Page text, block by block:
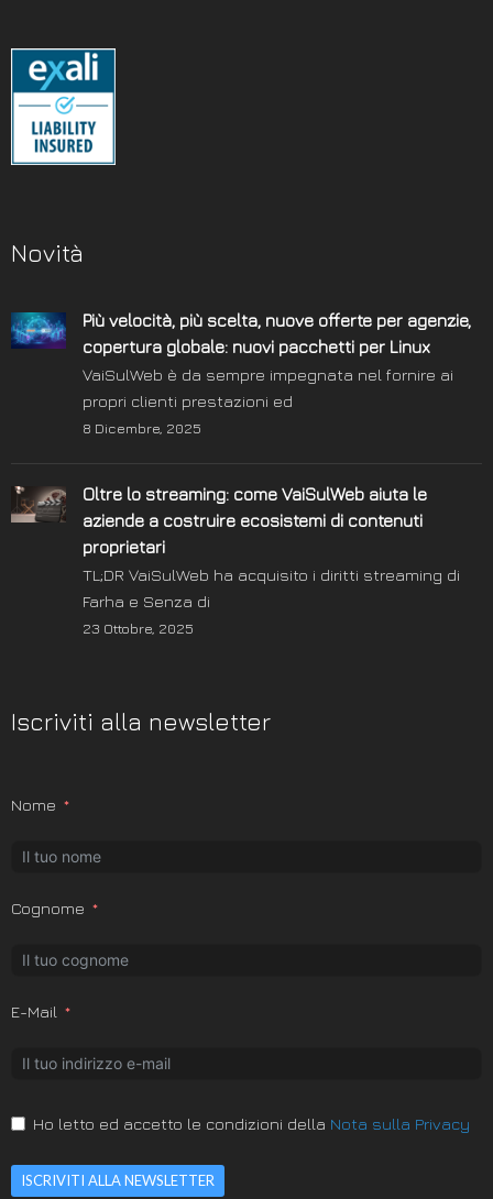
Novità
Più velocità, più scelta, nuove offerte per agenzie,
copertura globale: nuovi pacchetti per Linux
VaiSulWeb è da sempre impegnata nel fornire ai
propri clienti prestazioni ed
8 Dicembre, 2025
Oltre lo streaming: come VaiSulWeb aiuta le
aziende a costruire ecosistemi di contenuti
proprietari
TL;DR VaiSulWeb ha acquisito i diritti streaming di
Farha e Senza di
23 Ottobre, 2025
Iscriviti alla newsletter
Nome
Cognome
E-Mail
Ho letto ed accetto le condizioni della Nota sulla Privacy
ISCRIVITI ALLA NEWSLETTER